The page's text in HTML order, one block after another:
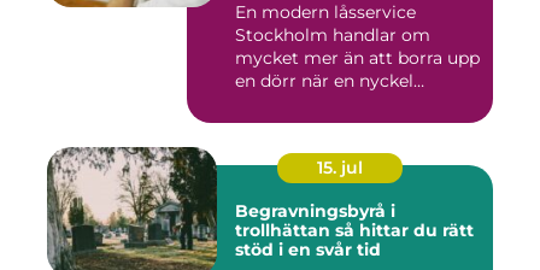
En modern låsservice
Stockholm handlar om
mycket mer än att borra upp
en dörr när en nyckel
15. jul
Begravningsbyrå i
trollhättan så hittar du rätt
stöd i en svår tid